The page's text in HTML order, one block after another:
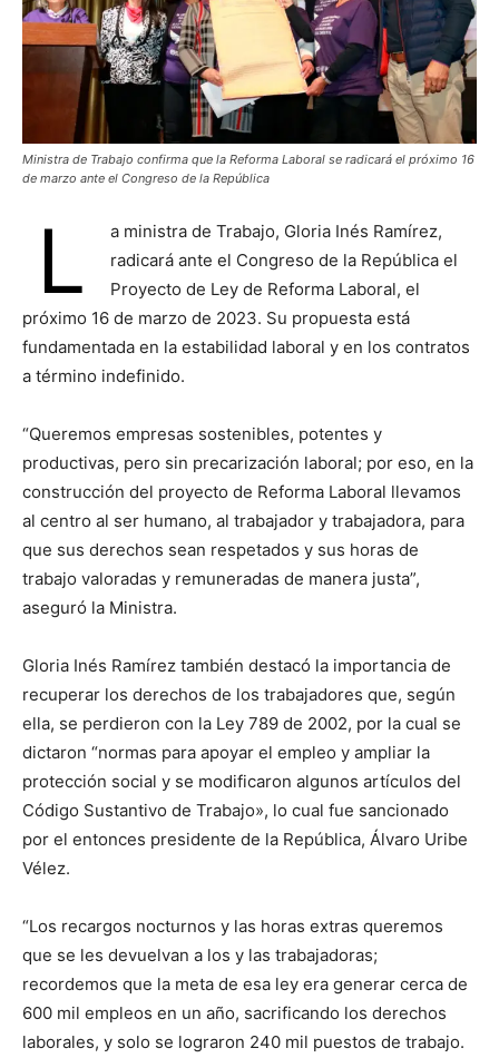
Ministra de Trabajo confirma que la Reforma Laboral se radicará el próximo 16
de marzo ante el Congreso de la República
L
a ministra de Trabajo, Gloria Inés Ramírez,
radicará ante el Congreso de la República el
Proyecto de Ley de Reforma Laboral, el
próximo 16 de marzo de 2023. Su propuesta está
fundamentada en la estabilidad laboral y en los contratos
a término indefinido.
“Queremos empresas sostenibles, potentes y
productivas, pero sin precarización laboral; por eso, en la
construcción del proyecto de Reforma Laboral llevamos
al centro al ser humano, al trabajador y trabajadora, para
que sus derechos sean respetados y sus horas de
trabajo valoradas y remuneradas de manera justa”,
aseguró la Ministra.
Gloria Inés Ramírez también destacó la importancia de
recuperar los derechos de los trabajadores que, según
ella, se perdieron con la Ley 789 de 2002, por la cual se
dictaron “normas para apoyar el empleo y ampliar la
protección social y se modificaron algunos artículos del
Código Sustantivo de Trabajo», lo cual fue sancionado
por el entonces presidente de la República, Álvaro Uribe
Vélez.
“Los recargos nocturnos y las horas extras queremos
que se les devuelvan a los y las trabajadoras;
recordemos que la meta de esa ley era generar cerca de
600 mil empleos en un año, sacrificando los derechos
laborales, y solo se lograron 240 mil puestos de trabajo.